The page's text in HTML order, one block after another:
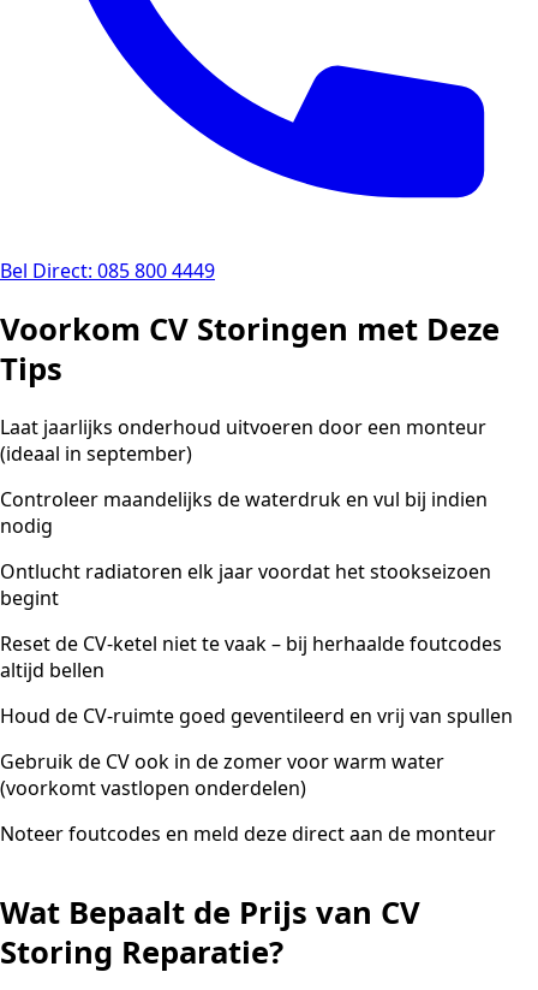
Bel Direct: 085 800 4449
Voorkom CV Storingen met Deze
Tips
Laat jaarlijks onderhoud uitvoeren door een monteur
(ideaal in september)
Controleer maandelijks de waterdruk en vul bij indien
nodig
Ontlucht radiatoren elk jaar voordat het stookseizoen
begint
Reset de CV-ketel niet te vaak – bij herhaalde foutcodes
altijd bellen
Houd de CV-ruimte goed geventileerd en vrij van spullen
Gebruik de CV ook in de zomer voor warm water
(voorkomt vastlopen onderdelen)
Noteer foutcodes en meld deze direct aan de monteur
Wat Bepaalt de Prijs van CV
Storing Reparatie?